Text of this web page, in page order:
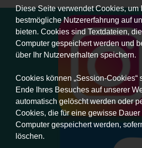
Diese Seite verwendet Cookies, um
bestmögliche Nutzererfahrung auf
bieten. Cookies sind Textdateien,
Computer gespeichert werden und
über Ihr Nutzerverhalten speichern.
Cookies können „Session-Cookies“
Ende Ihres Besuches auf unserer
automatisch gelöscht werden oder
Cookies, die für eine gewisse Dauer
Computer gespeichert werden,
löschen.